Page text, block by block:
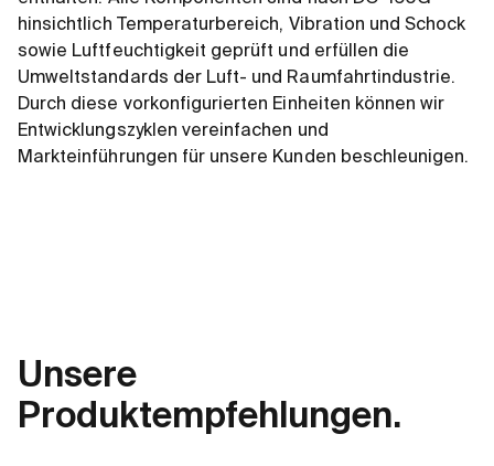
hinsichtlich Temperaturbereich, Vibration und Schock
sowie Luftfeuchtigkeit geprüft und erfüllen die
Umweltstandards der Luft- und Raumfahrtindustrie.
Durch diese vorkonfigurierten Einheiten können wir
Entwicklungszyklen vereinfachen und
Markteinführungen für unsere Kunden beschleunigen.
Unsere
Produktempfehlungen.